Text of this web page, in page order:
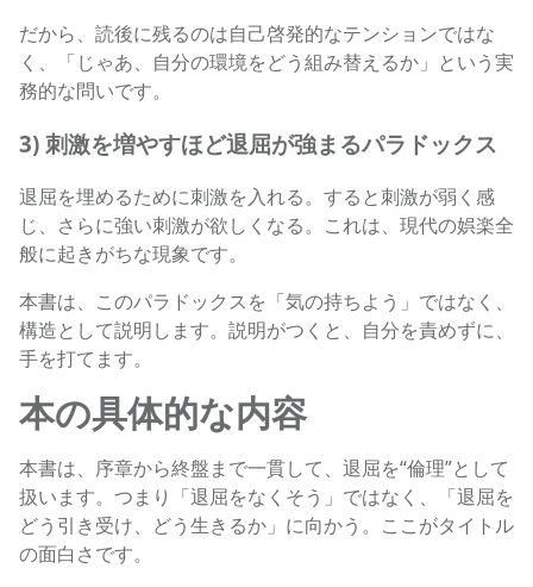
だから、読後に残るのは自己啓発的なテンションではな
く、「じゃあ、自分の環境をどう組み替えるか」という実
務的な問いです。
3) 刺激を増やすほど退屈が強まるパラドックス
退屈を埋めるために刺激を入れる。すると刺激が弱く感
じ、さらに強い刺激が欲しくなる。これは、現代の娯楽全
般に起きがちな現象です。
本書は、このパラドックスを「気の持ちよう」ではなく、
構造として説明します。説明がつくと、自分を責めずに、
手を打てます。
本の具体的な内容
本書は、序章から終盤まで一貫して、退屈を“倫理”として
扱います。つまり「退屈をなくそう」ではなく、「退屈を
どう引き受け、どう生きるか」に向かう。ここがタイトル
の面白さです。